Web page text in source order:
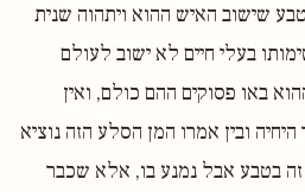
שישוב האיש ההוא ויתהוה שנית
בעלי חיים לא ישוב לעולם
באו פסוקים ההם כולם, ואין
ובין אמרו המן הסלע הזה נוציא
בטבע אבל נמנע בו, אלא שכבר